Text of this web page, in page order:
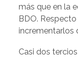
más que en la
BDO.
incrementarlos
Casi dos